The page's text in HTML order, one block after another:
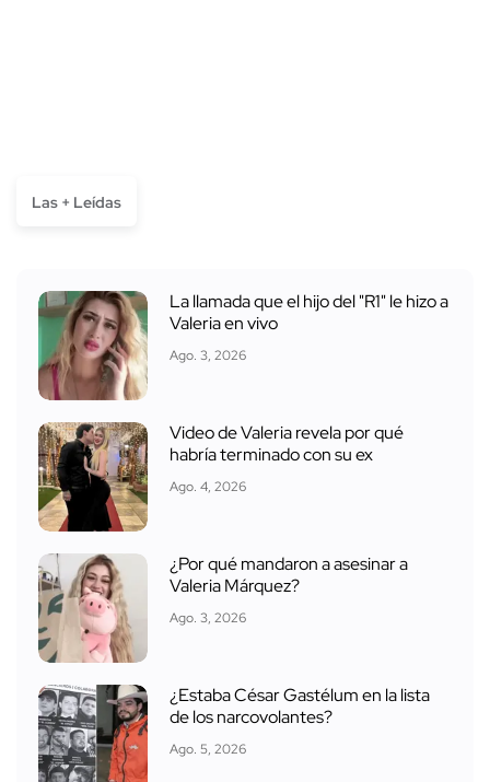
Las + Leídas
La llamada que el hijo del "R1" le hizo a
Valeria en vivo
Ago. 3, 2026
Video de Valeria revela por qué
habría terminado con su ex
Ago. 4, 2026
¿Por qué mandaron a asesinar a
Valeria Márquez?
Ago. 3, 2026
¿Estaba César Gastélum en la lista
de los narcovolantes?
Ago. 5, 2026